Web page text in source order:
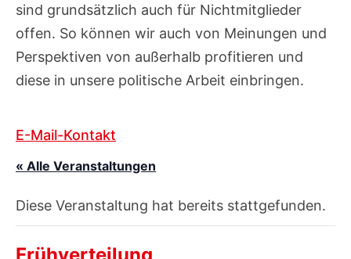
sind grundsätzlich auch für Nichtmitglieder
offen. So können wir auch von Meinungen und
Perspektiven von außerhalb profitieren und
diese in unsere politische Arbeit einbringen.
E-Mail-Kontakt
« Alle Veranstaltungen
Diese Veranstaltung hat bereits stattgefunden.
Frühverteilung